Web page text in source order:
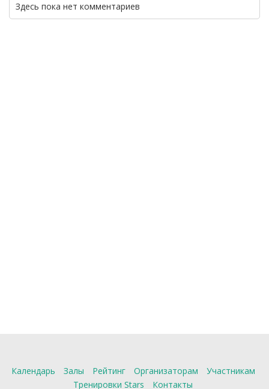
Здесь пока нет комментариев
Календарь Залы Рейтинг Организаторам
Участникам
Тренировки Stars
Контакты